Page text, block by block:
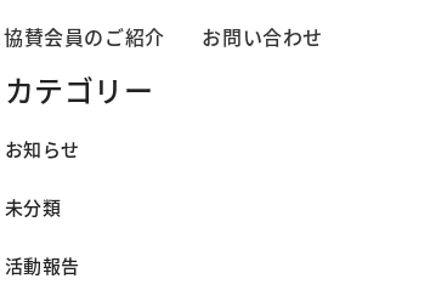
協賛会員のご紹介 お問い合わせ
カテゴリー
お知らせ
未分類
活動報告